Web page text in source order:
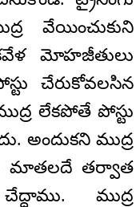
వేయించుకుని
మోహజీతులు
చేరుకోవలసిన
లేకపోతే పోస్టు
అందుకని ముద్ర
మాతలదే తర్వాత
ముద్ర